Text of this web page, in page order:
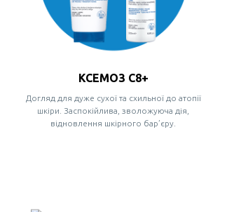
КСЕМОЗ С8+
Догляд для дуже сухої та схильної до атопії
шкіри. Заспокійлива, зволожуюча дія,
відновлення шкірного бар’єру.